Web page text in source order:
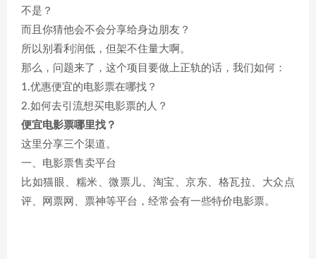
不是？
而且你猜他会不会分享给身边朋友？
所以别看利润低，但架不住量大啊。
那么，问题来了，这个项目要做上正轨的话，我们如何：
1.优惠便宜的电影票在哪找？
2.如何去引流想买电影票的人？
便宜电影票哪里找？
这里分享三个渠道。
一、电影票售卖平台
比如猫眼、糯米、微票儿、淘宝、京东、格瓦拉、大众点
评、网票网、票神等平台，经常会有一些特价电影票。